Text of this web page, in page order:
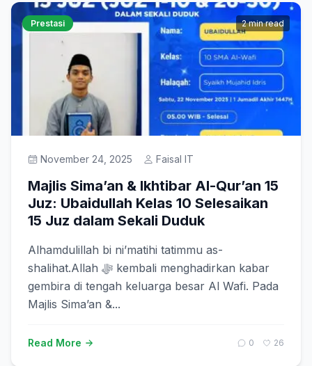
Prestasi 2 min read
November 24, 2025 Faisal IT
Majlis Sima’an & Ikhtibar Al-Qur’an 15
Juz: Ubaidullah Kelas 10 Selesaikan
15 Juz dalam Sekali Duduk
Alhamdulillah bi ni’matihi tatimmu as-
shalihat.Allah ﷻ kembali menghadirkan kabar
gembira di tengah keluarga besar Al Wafi. Pada
Majlis Sima’an &...
Read More 0 26